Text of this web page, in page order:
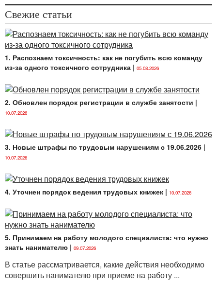
Свежие статьи
1. Распознаем токсичность: как не погубить всю команду
из-за одного токсичного сотрудника | 05.08.2026
2. Обновлен порядок регистрации в службе занятости |
10.07.2026
3. Новые штрафы по трудовым нарушениям с 19.06.2026 |
10.07.2026
4. Уточнен порядок ведения трудовых книжек | 10.07.2026
5. Принимаем на работу молодого специалиста: что нужно
знать нанимателю | 09.07.2026
В статье рассматривается, какие действия необходимо
совершить нанимателю при приеме на работу ...